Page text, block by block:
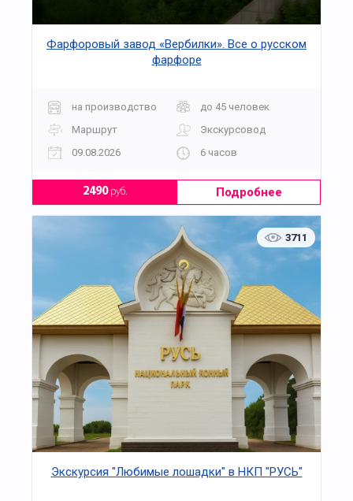
Фарфоровый завод «Вербилки». Все о русском
фарфоре
на производство
до 45 человек
Маршрут
Экскурсовод
09.08.2026
6 часов
2490руб. Подробнее
3711
Экскурсия "Любимые лошадки" в НКП "РУСЬ"